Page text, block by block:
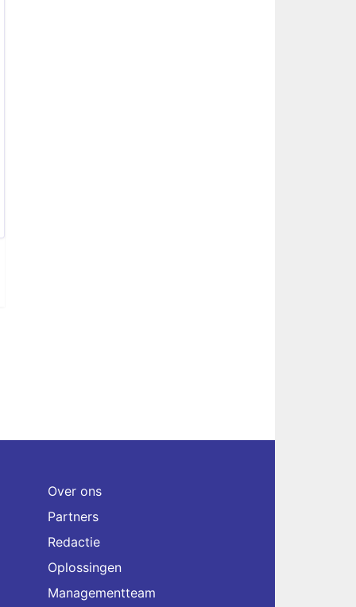
Over ons
Partners
Redactie
Oplossingen
Managementteam